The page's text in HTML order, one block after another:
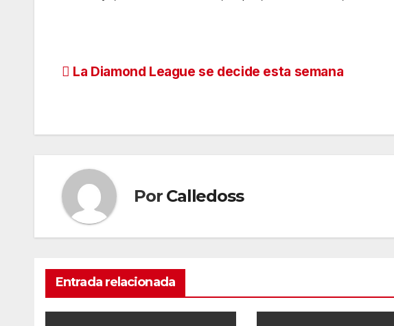
Navegación
entradas
La Diamond League se decide esta semana
Por Calledoss
Entrada relacionada